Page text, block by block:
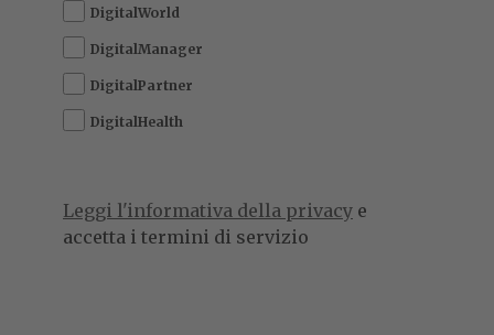
DigitalWorld
DigitalManager
DigitalPartner
DigitalHealth
Leggi l'informativa della privacy e
accetta i termini di servizio